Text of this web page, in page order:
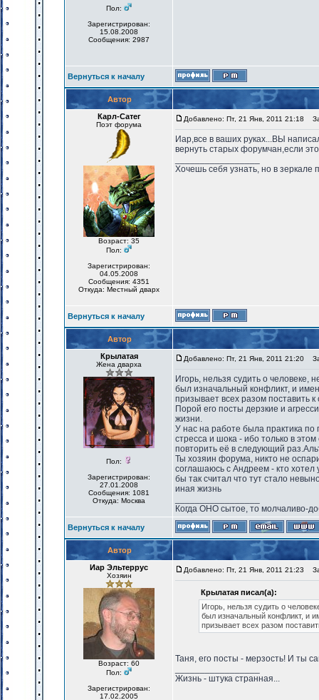
Пол:
Зарегистрирован:
15.08.2008
Сообщения: 2987
Вернуться к началу
Автор
Карл-Сатег
Поэт форума
Возраст: 35
Пол:
Зарегистрирован:
04.05.2008
Сообщения: 4351
Откуда: Местный дварх
Добавлено: Пт, 21 Янв, 2011 21:18
Иар,все в ваших руках...ВЫ
вернуть старых форумчан,если
Хочешь себя узнать, но в зеркале
Вернуться к началу
Автор
Крылатая
Жена дварха
Пол:
Зарегистрирован:
27.01.2008
Сообщения: 1081
Откуда: Москва
Добавлено: Пт, 21 Янв, 2011 21:20
Игорь, нельзя судить о человеке,
был изначальный конфликт, и
призывает всех разом поставить к
Порой его посты дерзкие и
жизни.
У нас на работе была практика по
стресса и шока - ибо только в
повторить её в следующий
Ты хозяин форума, никто не
соглашаюсь с Андреем - кто
бы так считал что тут стало
иная жизнь
Когда ОНО сытое, то молчаливо-
Вернуться к началу
Автор
Иар Эльтеррус
Хозяин
Возраст: 60
Пол:
Зарегистрирован:
17.02.2005
Добавлено: Пт, 21 Янв, 2011 21:23
Крылатая писал(а):
Игорь, нельзя судить о
был изначальный конфликт, и
призывает всех разом
Таня, его посты - мерзость! И ты
Жизнь - штука странная...